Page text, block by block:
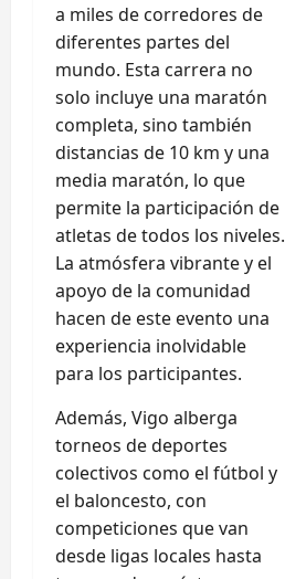
a miles de corredores de
diferentes partes del
mundo. Esta carrera no
solo incluye una maratón
completa, sino también
distancias de 10 km y una
media maratón, lo que
permite la participación de
atletas de todos los niveles.
La atmósfera vibrante y el
apoyo de la comunidad
hacen de este evento una
experiencia inolvidable
para los participantes.
Además, Vigo alberga
torneos de deportes
colectivos como el fútbol y
el baloncesto, con
competiciones que van
desde ligas locales hasta